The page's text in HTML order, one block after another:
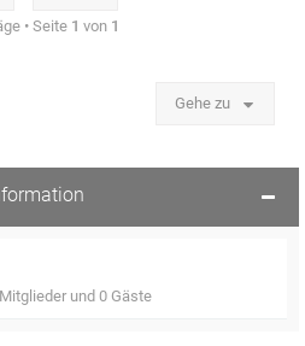
• Seite 1 von 1
Gehe zu
und 0 Gäste